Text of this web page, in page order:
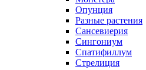
Опунция
Разные растения
Сансевиерия
Сингониум
Спатифиллум
Стрелиция